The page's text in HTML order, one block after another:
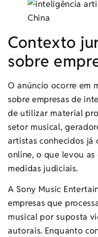
Contexto
sobre
O anúncio ocorre em
sobre empresas de
de utilizar material
setor musical,
artistas conhecidos já
online, o que levou
medidas judiciais.
A Sony Music
empresas que
musical por suposta
autorais. Enquanto